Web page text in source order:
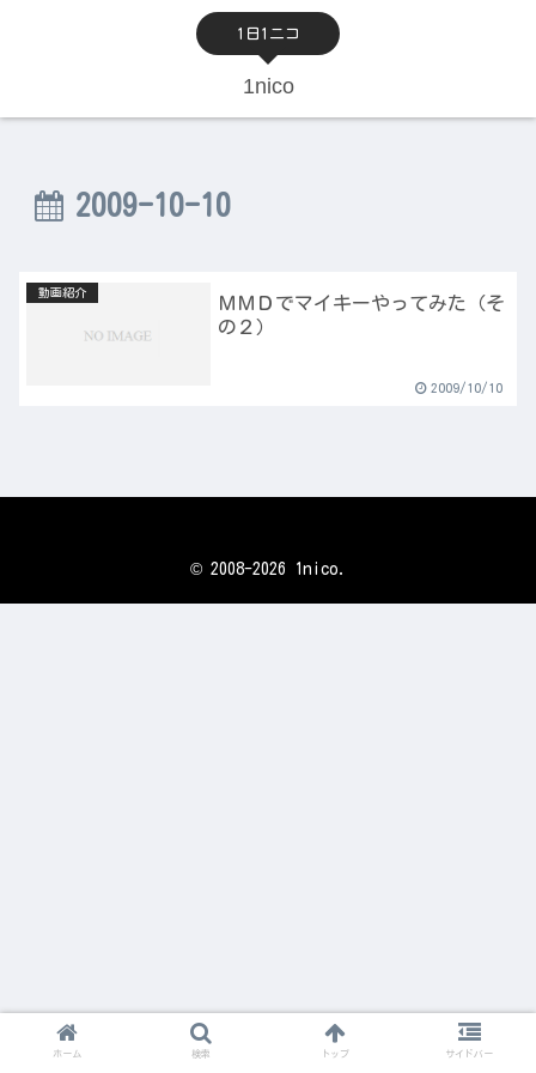
1日1ニコ
1nico
2009-10-10
動画紹介
ＭＭＤでマイキーやってみた（そ
の２）
2009/10/10
© 2008-2026 1nico.
ホーム 検索 トップ サイドバー